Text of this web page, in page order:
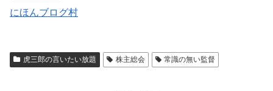
にほんブログ村
虎三郎の言いたい放題 株主総会 常識の無い監督